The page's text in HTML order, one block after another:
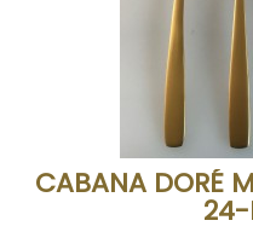
CABANA DORÉ
24-